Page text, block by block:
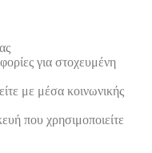
για στοχευμένη
με μέσα κοινωνικής
που χρησιμοποιείτε